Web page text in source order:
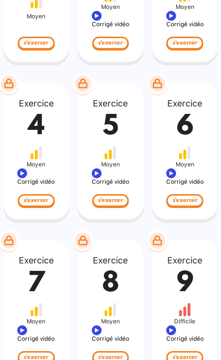
Moyen
s'exercer
Moyen
Corrigé vidéo
s'exercer
Moyen
Corrigé vidéo
s'exercer
Exercice
4
Moyen
Corrigé vidéo
s'exercer
Exercice
5
Moyen
Corrigé vidéo
s'exercer
Exercice
6
Moyen
Corrigé vidéo
s'exercer
Exercice
7
Moyen
Corrigé vidéo
s'exercer
Exercice
8
Moyen
Corrigé vidéo
s'exercer
Exercice
9
Difficile
Corrigé vidéo
s'exercer